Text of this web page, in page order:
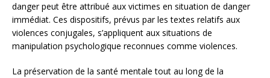
danger peut être attribué aux victimes en situation de danger
immédiat. Ces dispositifs, prévus par les textes relatifs aux
violences conjugales, s’appliquent aux situations de
manipulation psychologique reconnues comme violences.
La préservation de la santé mentale tout au long de la